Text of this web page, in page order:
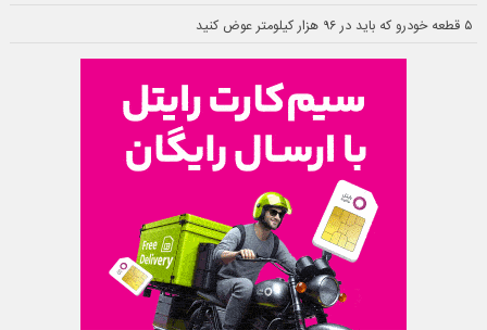
۵ قطعه خودرو که باید در ۹۶ هزار کیلومتر عوض کنید